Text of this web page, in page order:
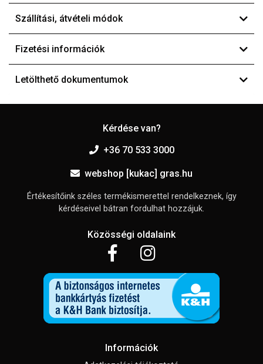
Szállítási, átvételi módok
Fizetési információk
Letölthető dokumentumok
Kérdése van?
+36 70 533 3000
webshop [kukac] gras.hu
Értékesítőink széles termékismerettel rendelkeznek, így
kérdéseivel bátran fordulhat hozzájuk.
Közösségi oldalaink
Információk